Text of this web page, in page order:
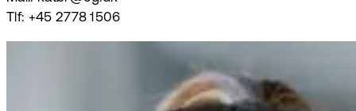
Tlf: +45 2778 1506